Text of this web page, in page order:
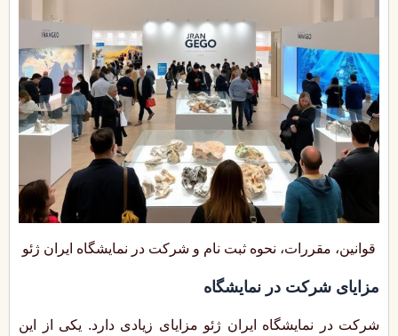
قوانین، مقررات، نحوه ثبت نام و شرکت در نمایشگاه ایران ژئو
مزایای شرکت در نمایشگاه
شرکت در نمایشگاه ایران ژئو مزایای زیادی دارد. یکی از این